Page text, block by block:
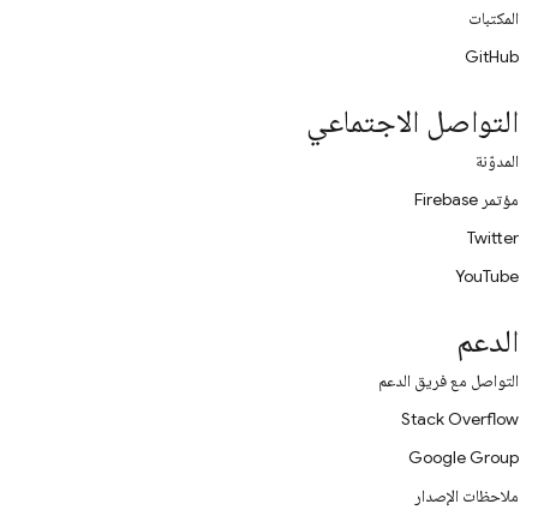
المكتبات
GitHub
التواصل الاجتماعي
المدوّنة
مؤتمر Firebase
Twitter
YouTube
الدعم
التواصل مع فريق الدعم
Stack Overflow
Google Group
ملاحظات الإصدار